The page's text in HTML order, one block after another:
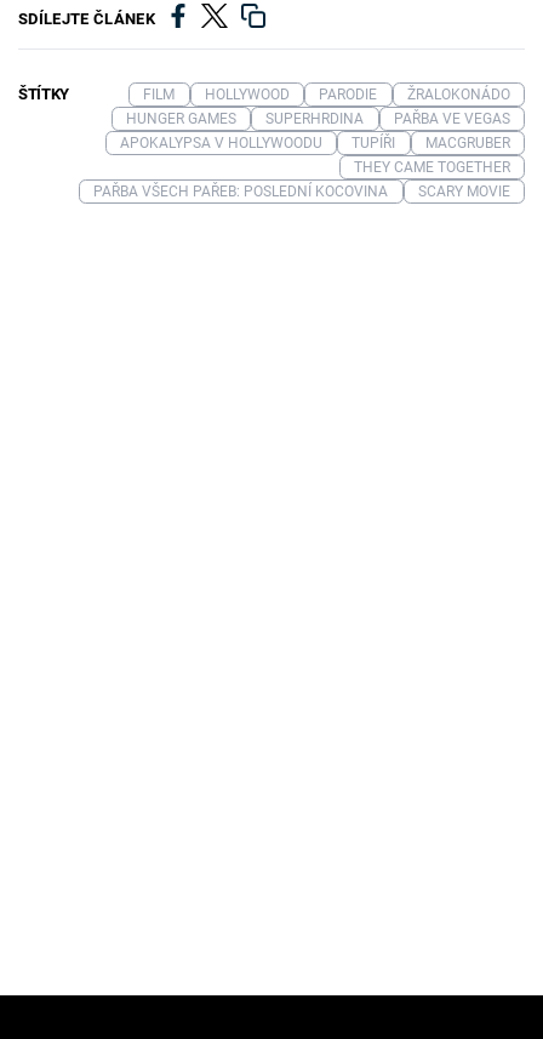
SDÍLEJTE ČLÁNEK
ŠTÍTKY FILM HOLLYWOOD PARODIE
ŽRALOKONÁDO
HUNGER GAMES
SUPERHRDINA
PAŘBA VE VEGAS
APOKALYPSA V HOLLYWOODU
TUPÍŘI
MACGRUBER
THEY CAME TOGETHER
PAŘBA VŠECH PAŘEB: POSLEDNÍ KOCOVINA
SCARY MOVIE